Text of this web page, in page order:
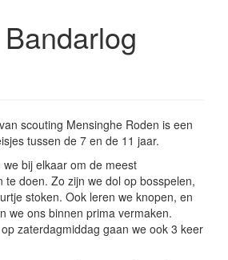
scouting Mensinghe Roden is een
tussen de 7 en de 11 jaar.
bij elkaar om de meest
te doen. Zo zijn we dol op bosspelen,
stoken. Ook leren we knopen, en
we ons binnen prima vermaken.
zaterdagmiddag gaan we ook 3 keer